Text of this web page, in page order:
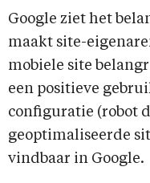
Google ziet het
maakt site-
mobiele site
een positieve
configuratie (robot
geoptimaliseerde
vindbaar in Google.